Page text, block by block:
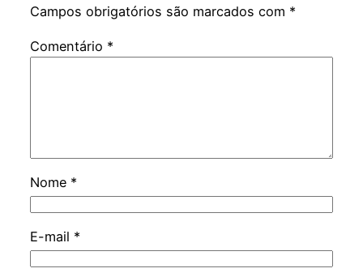
Campos obrigatórios são marcados com *
Comentário *
Nome *
E-mail *